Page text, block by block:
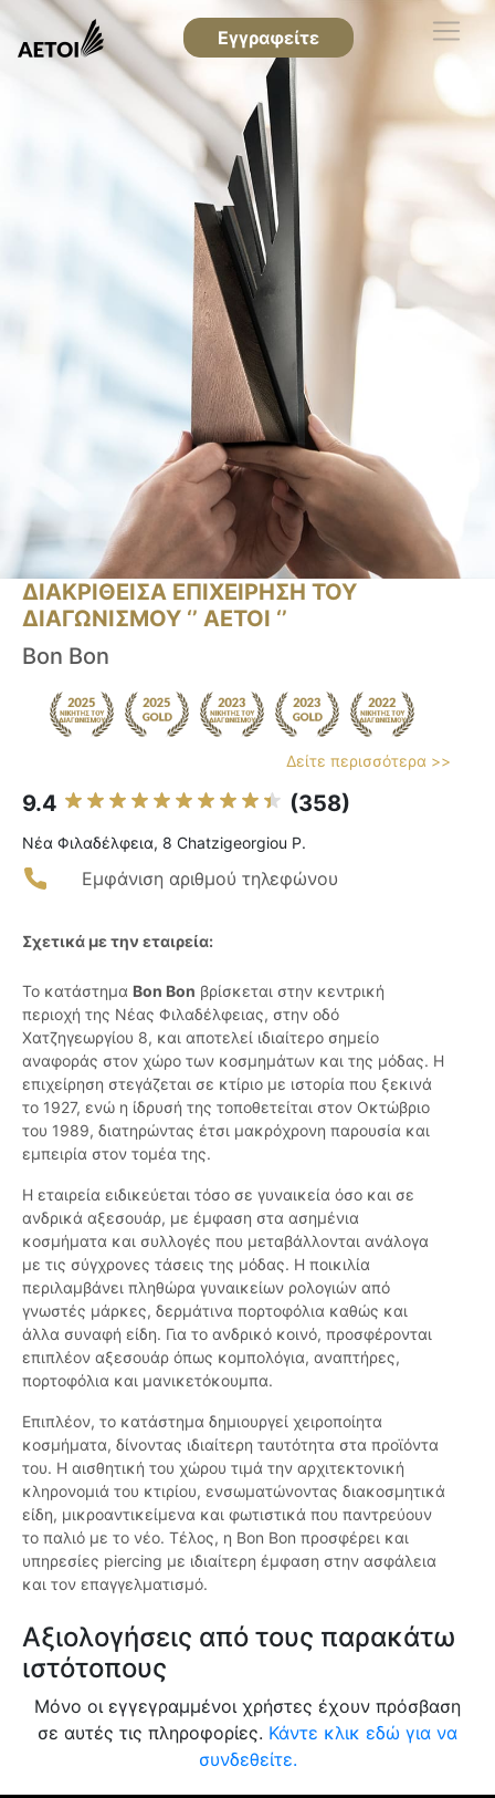
Εγγραφείτε
ΔΙΑΚΡΙΘΕΙΣΑ ΕΠΙΧΕΙΡΗΣΗ ΤΟΥ
ΔΙΑΓΩΝΙΣΜΟΥ ‘’ ΑΕΤΟΙ ‘’
Bon Bon
Δείτε περισσότερα >>
9.4 (358)
Νέα Φιλαδέλφεια, 8 Chatzigeorgiou P.
Εμφάνιση αριθμού τηλεφώνου
Σχετικά με την εταιρεία:
Το κατάστημα Bon Bon βρίσκεται στην κεντρική
περιοχή της Νέας Φιλαδέλφειας, στην οδό
Χατζηγεωργίου 8, και αποτελεί ιδιαίτερο σημείο
αναφοράς στον χώρο των κοσμημάτων και της μόδας. Η
επιχείρηση στεγάζεται σε κτίριο με ιστορία που ξεκινά
το 1927, ενώ η ίδρυσή της τοποθετείται στον Οκτώβριο
του 1989, διατηρώντας έτσι μακρόχρονη παρουσία και
εμπειρία στον τομέα της.
Η εταιρεία ειδικεύεται τόσο σε γυναικεία όσο και σε
ανδρικά αξεσουάρ, με έμφαση στα ασημένια
κοσμήματα και συλλογές που μεταβάλλονται ανάλογα
με τις σύγχρονες τάσεις της μόδας. Η ποικιλία
περιλαμβάνει πληθώρα γυναικείων ρολογιών από
γνωστές μάρκες, δερμάτινα πορτοφόλια καθώς και
άλλα συναφή είδη. Για το ανδρικό κοινό, προσφέρονται
επιπλέον αξεσουάρ όπως κομπολόγια, αναπτήρες,
πορτοφόλια και μανικετόκουμπα.
Επιπλέον, το κατάστημα δημιουργεί χειροποίητα
κοσμήματα, δίνοντας ιδιαίτερη ταυτότητα στα προϊόντα
του. Η αισθητική του χώρου τιμά την αρχιτεκτονική
κληρονομιά του κτιρίου, ενσωματώνοντας διακοσμητικά
είδη, μικροαντικείμενα και φωτιστικά που παντρεύουν
το παλιό με το νέο. Τέλος, η Bon Bon προσφέρει και
υπηρεσίες piercing με ιδιαίτερη έμφαση στην ασφάλεια
και τον επαγγελματισμό.
Αξιολογήσεις από τους παρακάτω
ιστότοπους
Μόνο οι εγγεγραμμένοι χρήστες έχουν πρόσβαση
σε αυτές τις πληροφορίες. Κάντε κλικ εδώ για να
συνδεθείτε.